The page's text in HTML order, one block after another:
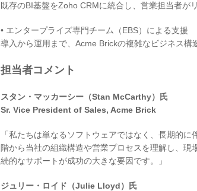
既存のBI基盤をZoho CRMに統合し、営業担当者が
• エンタープライズ専門チーム（EBS）による支援
導入から運用まで、Acme Brickの複雑なビジネス構
担当者コメント
スタン・マッカーシー（Stan McCarthy）氏
Sr. Vice President of Sales, Acme Brick
「私たちは単なるソフトウェアではなく、長期的
階から当社の組織構造や営業プロセスを理解し、
続的なサポートが成功の大きな要因です。」
ジュリー・ロイド（Julie Lloyd）氏